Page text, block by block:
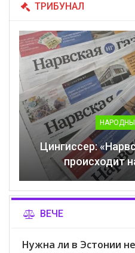
ТРИБУНАЛ
Цингиссер:
происходит
ВЕЧЕ
Нужна ли в Эстонии